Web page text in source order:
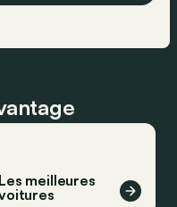
Les meilleures